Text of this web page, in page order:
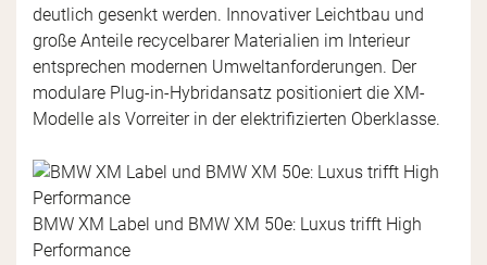
deutlich gesenkt werden. Innovativer Leichtbau und
große Anteile recycelbarer Materialien im Interieur
entsprechen modernen Umweltanforderungen. Der
modulare Plug-in-Hybridansatz positioniert die XM-
Modelle als Vorreiter in der elektrifizierten Oberklasse.
BMW XM Label und BMW XM 50e: Luxus trifft High
Performance